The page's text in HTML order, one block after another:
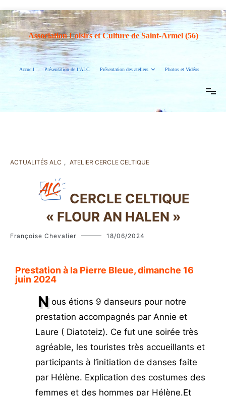
Association Loisirs et Culture de Saint-Armel (56)
Accueil Présentation de l’ALC Présentation des ateliers Photos et Vidéos
ACTUALITÉS ALC , ATELIER CERCLE CELTIQUE
CERCLE CELTIQUE
« FLOUR AN HALEN »
Françoise Chevalier 18/06/2024
Prestation à la Pierre Bleue, dimanche 16
juin 2024
N ous étions 9 danseurs pour notre
prestation accompagnés par Annie et
Laure ( Diatoteiz). Ce fut une soirée très
agréable, les touristes très accueillants et
participants à l’initiation de danses faite
par Hélène. Explication des costumes des
femmes et des hommes par Hélène.Et